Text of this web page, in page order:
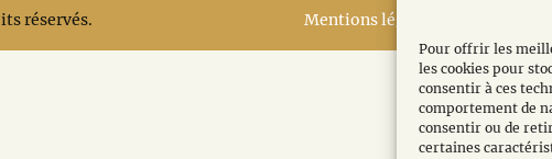
Pour offrir les
les cookies pour
consentir à ces
comportement de
consentir ou de
certaines
réservés. Mentions légales et Politique